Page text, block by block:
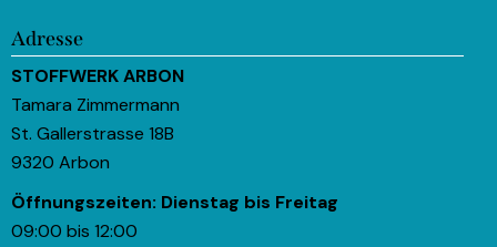
Adresse
STOFFWERK ARBON
Tamara Zimmermann
St. Gallerstrasse 18B
9320 Arbon
Öffnungszeiten: Dienstag bis Freitag
09:00 bis 12:00